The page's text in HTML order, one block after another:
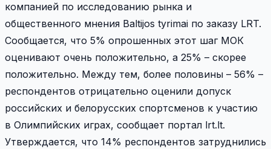
компанией по исследованию рынка и
общественного мнения Baltijos tyrimai по заказу LRT.
Сообщается, что 5% опрошенных этот шаг МОК
оценивают очень положительно, а 25% – скорее
положительно. Между тем, более половины – 56% –
респондентов отрицательно оценили допуск
российских и белорусских спортсменов к участию
в Олимпийских играх, сообщает портал lrt.lt.
Утверждается, что 14% респондентов затруднились